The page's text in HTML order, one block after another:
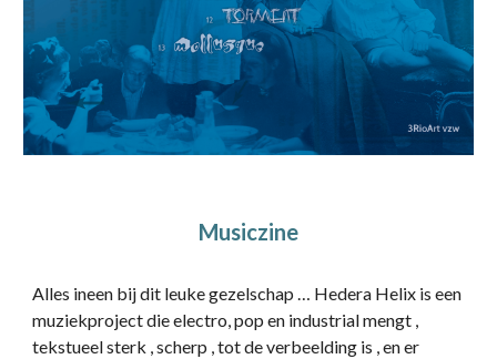
Musiczine
Alles ineen bij dit leuke gezelschap … Hedera Helix is een
muziekproject die electro, pop en industrial mengt ,
tekstueel sterk , scherp , tot de verbeelding is , en er